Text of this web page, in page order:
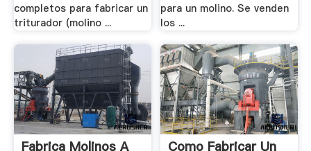
completos para fabricar un
triturador (molino ...
para un molino. Se venden
los ...
Fabrica Molinos A
Como Fabricar Un